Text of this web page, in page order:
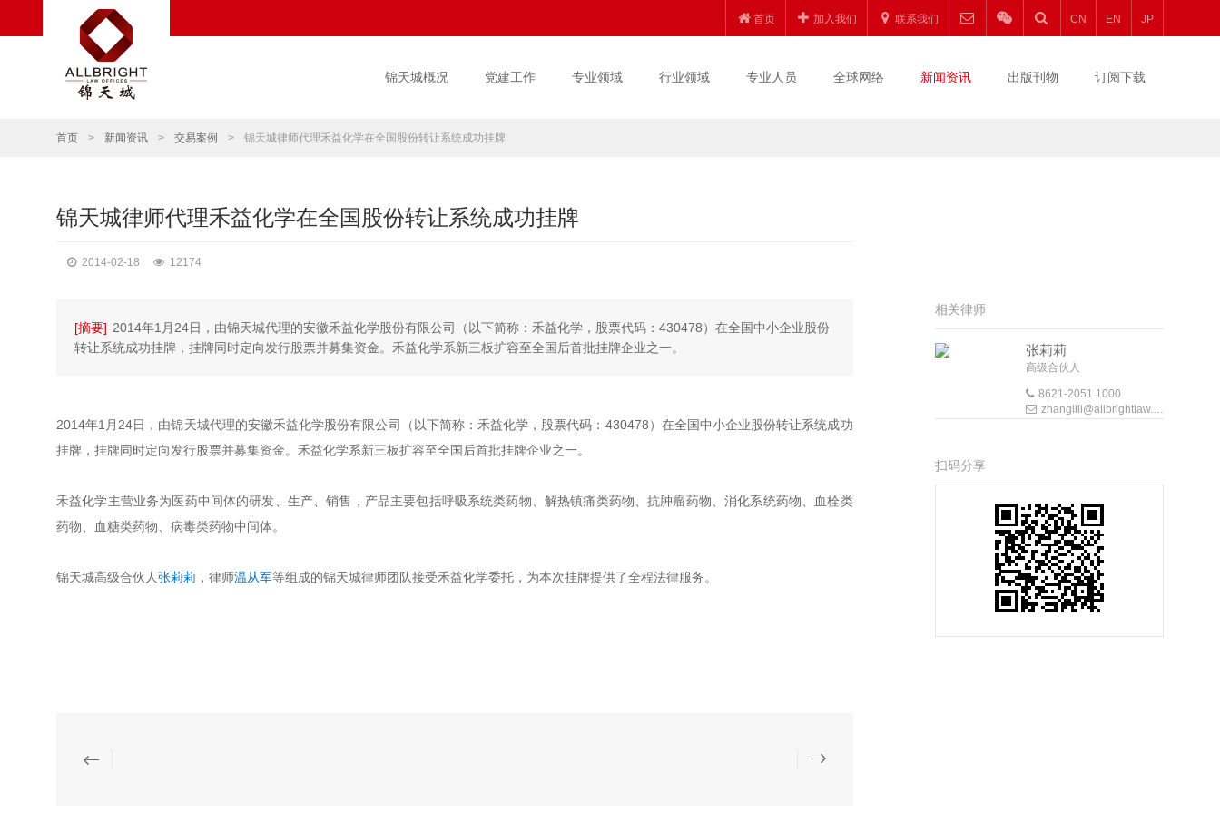
首页 加入我们 联系我们 CN EN JP
锦天城概况 党建工作 专业领域 行业领域 专业人员 全球网络 新闻资讯 出版刊物 订阅下载
首页 > 新闻资讯 > 交易案例 > 锦天城律师代理禾益化学在全国股份转让系统成功挂牌
锦天城律师代理禾益化学在全国股份转让系统成功挂牌
2014-02-18 12174
[摘要] 2014年1月24日，由锦天城代理的安徽禾益化学股份有限公司（以下简称：禾益化学，股票代码：430478）在全国中小企业股份
转让系统成功挂牌，挂牌同时定向发行股票并募集资金。禾益化学系新三板扩容至全国后首批挂牌企业之一。
2014年1月24日，由锦天城代理的安徽禾益化学股份有限公司（以下简称：禾益化学，股票代码：430478）在全国中小企业股份转让系统成功
挂牌，挂牌同时定向发行股票并募集资金。禾益化学系新三板扩容至全国后首批挂牌企业之一。
禾益化学主营业务为医药中间体的研发、生产、销售，产品主要包括呼吸系统类药物、解热镇痛类药物、抗肿瘤药物、消化系统药物、血栓类
药物、血糖类药物、病毒类药物中间体。
锦天城高级合伙人张莉莉 ，律师温从军等组成的锦天城律师团队接受禾益化学委托，为本次挂牌提供了全程法律服务。
相关律师
张莉莉
高级合伙人
8621-2051 1000
zhanglili@allbrightlaw.com
扫码分享